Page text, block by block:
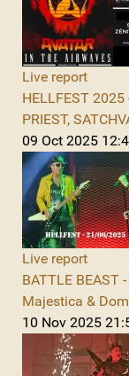
Live report
HELLFEST 2025
PRIEST,
09 Oct 2025
Live report
BATTLE BEAST
Majestica &
10 Nov 2025